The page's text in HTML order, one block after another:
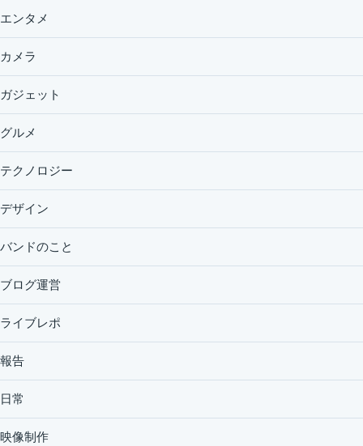
エンタメ
カメラ
ガジェット
グルメ
テクノロジー
デザイン
バンドのこと
ブログ運営
ライブレポ
報告
日常
映像制作